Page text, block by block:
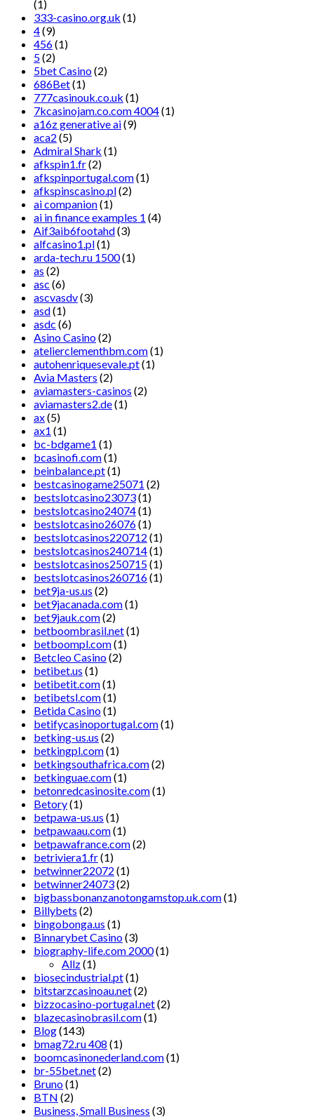
(1)
333-casino.org.uk (1)
4(9)
456(1)
5(2)
5bet Casino(2)
686Bet(1)
777casinouk.co.uk (1)
7kcasinojam.co.com 4004(1)
a16z generative ai(9)
aca2 (5)
Admiral Shark (1)
afkspin1.fr(2)
afkspinportugal.com(1)
afkspinscasino.pl(2)
ai companion(1)
ai in finance examples 1 (4)
Aif3aib6footahd(3)
alfcasino1.pl(1)
arda-tech.ru 1500(1)
as (2)
asc (6)
ascvasdv(3)
asd(1)
asdc (6)
Asino Casino(2)
atelierclementhbm.com(1)
autohenriquesevale.pt(1)
Avia Masters (2)
aviamasters-casinos (2)
aviamasters2.de(1)
ax(5)
ax1 (1)
bc-bdgame1 (1)
bcasinofi.com(1)
beinbalance.pt(1)
bestcasinogame25071 (2)
bestslotcasino23073(1)
bestslotcasino24074(1)
bestslotcasino26076(1)
bestslotcasinos220712 (1)
bestslotcasinos240714(1)
bestslotcasinos250715(1)
bestslotcasinos260716(1)
bet9ja-us.us (2)
bet9jacanada.com(1)
bet9jauk.com(2)
betboombrasil.net(1)
betboompl.com(1)
Betcleo Casino(2)
betibet.us (1)
betibetit.com(1)
betibetsl.com(1)
Betida Casino(1)
betifycasinoportugal.com(1)
betking-us.us (2)
betkingpl.com(1)
betkingsouthafrica.com(2)
betkinguae.com(1)
betonredcasinosite.com(1)
Betory(1)
betpawa-us.us (1)
betpawaau.com(1)
betpawafrance.com(2)
betriviera1.fr(1)
betwinner22072 (1)
betwinner24073(2)
bigbassbonanzanotongamstop.uk.com(1)
Billybets (2)
bingobonga.us (1)
Binnarybet Casino(3)
biography-life.com 2000(1)
Allz(1)
biosecindustrial.pt(1)
bitstarzcasinoau.net(2)
bizzocasino-portugal.net(2)
blazecasinobrasil.com(1)
Blog(143)
bmag72.ru 408 (1)
boomcasinonederland.com(1)
br-55bet.net(2)
Bruno(1)
BTN (2)
Business, Small Business (3)